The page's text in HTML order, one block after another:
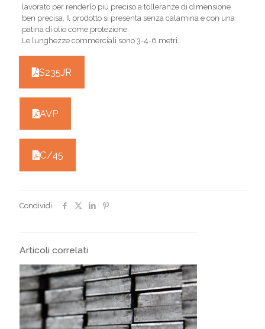
lavorato per renderlo più preciso a tolleranze di dimensione
ben precisa. Il prodotto si presenta senza calamina e con una
patina di olio come protezione.
Le lunghezze commerciali sono 3-4-6 metri.
S235JR
AVP
C/45
Condividi
Articoli correlati